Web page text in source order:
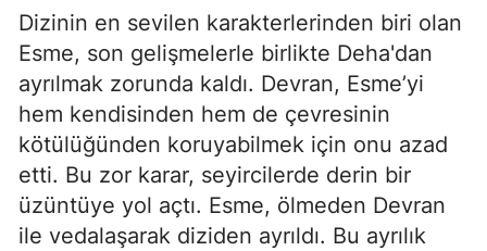
Dizinin en sevilen karakterlerinden biri olan
Esme, son gelişmelerle birlikte Deha'dan
ayrılmak zorunda kaldı. Devran, Esme’yi
hem kendisinden hem de çevresinin
kötülüğünden koruyabilmek için onu azad
etti. Bu zor karar, seyircilerde derin bir
üzüntüye yol açtı. Esme, ölmeden Devran
ile vedalaşarak diziden ayrıldı. Bu ayrılık